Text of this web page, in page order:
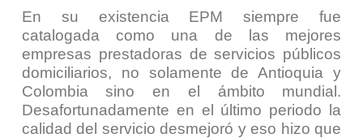
En su existencia EPM siempre fue
catalogada como una de las mejores
empresas prestadoras de servicios públicos
domiciliarios, no solamente de Antioquia y
Colombia sino en el ámbito mundial.
Desafortunadamente en el último periodo la
calidad del servicio desmejoró y eso hizo que